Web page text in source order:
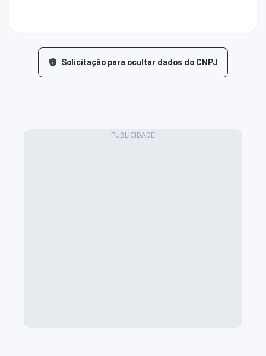
Solicitação para ocultar dados do CNPJ